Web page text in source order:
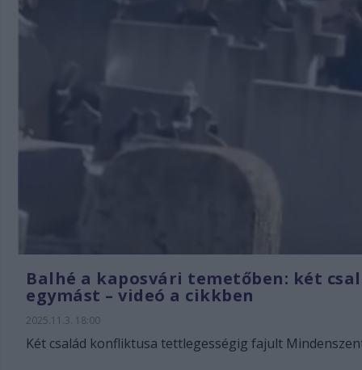
Balhé a kaposvári temetőben: két
egymást – videó a cikkben
2025.11.3. 18:00
Két család konfliktusa tettlegességig fajult